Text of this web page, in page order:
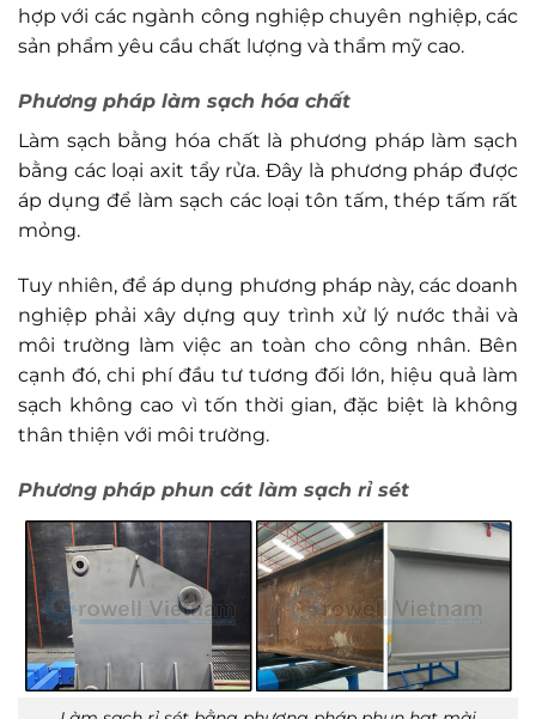
hợp với các ngành công nghiệp chuyên nghiệp, các
sản phẩm yêu cầu chất lượng và thẩm mỹ cao.
Phương pháp làm sạch hóa chất
Làm sạch bằng hóa chất là phương pháp làm sạch
bằng các loại axit tẩy rửa. Đây là phương pháp được
áp dụng để làm sạch các loại tôn tấm, thép tấm rất
mỏng.
Tuy nhiên, để áp dụng phương pháp này, các doanh
nghiệp phải xây dựng quy trình xử lý nước thải và
môi trường làm việc an toàn cho công nhân. Bên
cạnh đó, chi phí đầu tư tương đối lớn, hiệu quả làm
sạch không cao vì tốn thời gian, đặc biệt là không
thân thiện với môi trường.
Phương pháp phun cát làm sạch rỉ sét